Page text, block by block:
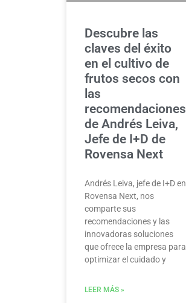
Descubre las
claves del éxito
en el cultivo de
frutos secos con
las
recomendaciones
de Andrés Leiva,
Jefe de I+D de
Rovensa Next
Andrés Leiva, jefe de I+D en
Rovensa Next, nos
comparte sus
recomendaciones y las
innovadoras soluciones
que ofrece la empresa para
optimizar el cuidado y
LEER MÁS »